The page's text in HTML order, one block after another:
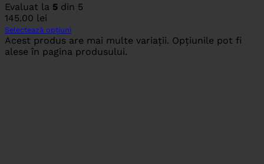
Evaluat la 5 din 5
145.00 lei
Selectează opțiuni
Acest produs are mai multe variații. Opțiunile pot fi
alese în pagina produsului.